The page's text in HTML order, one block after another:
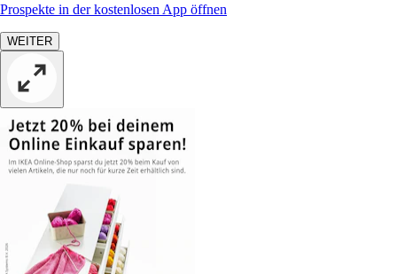
Prospekte in der kostenlosen App öffnen
WEITER